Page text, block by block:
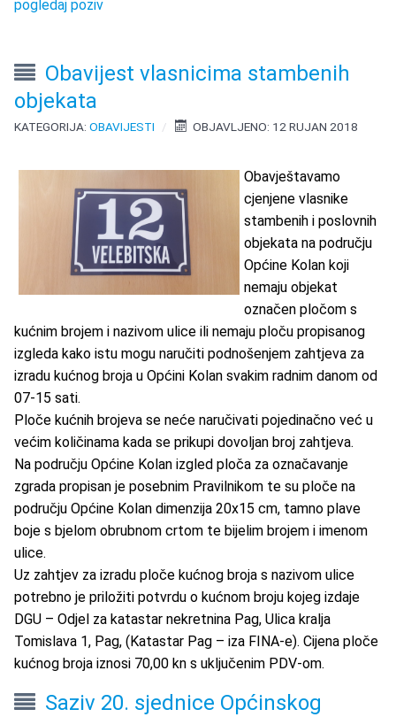
pogledaj poziv
Obavijest vlasnicima stambenih
objekata
KATEGORIJA:OBAVIJESTI OBJAVLJENO: 12 RUJAN 2018
Obavještavamo
cjenjene vlasnike
stambenih i poslovnih
objekata na području
Općine Kolan koji
nemaju objekat
označen pločom s
kućnim brojem i nazivom ulice ili nemaju ploču propisanog
izgleda kako istu mogu naručiti podnošenjem zahtjeva za
izradu kućnog broja u Općini Kolan svakim radnim danom od
07-15 sati.
Ploče kućnih brojeva se neće naručivati pojedinačno već u
većim količinama kada se prikupi dovoljan broj zahtjeva.
Na području Općine Kolan izgled ploča za označavanje
zgrada propisan je posebnim Pravilnikom te su ploče na
području Općine Kolan dimenzija 20x15 cm, tamno plave
boje s bjelom obrubnom crtom te bijelim brojem i imenom
ulice.
Uz zahtjev za izradu ploče kućnog broja s nazivom ulice
potrebno je priložiti potvrdu o kućnom broju kojeg izdaje
DGU – Odjel za katastar nekretnina Pag, Ulica kralja
Tomislava 1, Pag, (Katastar Pag – iza FINA-e). Cijena ploče
kućnog broja iznosi 70,00 kn s uključenim PDV-om.
Saziv 20. sjednice Općinskog